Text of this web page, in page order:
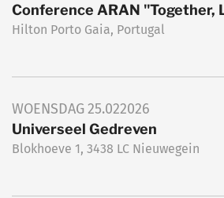
Conference ARAN "Together,
Hilton Porto Gaia, Portugal
WOENSDAG25.022026
Universeel Gedreven
Blokhoeve 1, 3438 LC Nieuwegein